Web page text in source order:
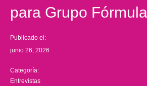
para Grupo Fórmula
Publicado el:
junio 26, 2026
Categoría:
Entrevistas